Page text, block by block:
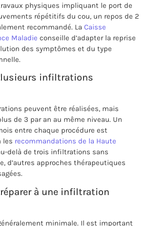
physiques impliquant le port de
répétitifs du cou, un repos de 2
recommandé. La Caisse
Maladie conseille d’adapter la reprise
des symptômes et du type
infiltrations
peuvent être réalisées, mais
de 3 par an au même niveau. Un
entre chaque procédure est
les recommandations de la Haute
delà de trois infiltrations sans
d’autres approches thérapeutiques
à une infiltration
minimale. Il est important